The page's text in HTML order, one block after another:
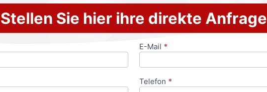
Stellen Sie hier ihre direkte Anfrage
E-Mail *
Telefon *